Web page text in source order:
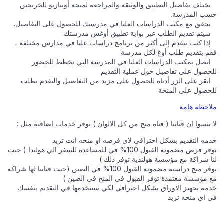
تختلف تفاصيل التطبيق والوثيقة والمراجعة لمنحة أونتاريو للخريجين
حسب المدرسة.
تحقق مع مكتب الدراسات العليا في مدرستك للحصول على التفاصيل.
سيتم تقديم الطلب عبر بوابة تطبيق أوغس مدرستك.
إذا كنت تتقدم إلى أكثر من برنامج دراسات عليا في مدارس مختلفة ،
فقم بتقديم طلب أوغ لكل مدرسة.
اتصل بمكتب الدراسات العليا في المدرسة التي تخطط للحضور
للحصول على تفاصيل حول عملية التقديم.
انقر على الزر أدناه للحصول على مزيد من التفاصيل والتقدم بطلب
للحصول على المنحة
ملاحظة هامة
لا تنسوا ان قناتنا ( قناه منح من كل الالوان ) توفر خدمات اضافية مثل :
خدمه التقديم بشكل احترافي لاي فرصه او منحه انت تريد
نوفر فرص مضمونة القبول 100% في للمساعدة للسفر الي هولندا ( حيث
لنا شراكة مع مؤسسة هولندية توفر ذلك )
نوفر منح دراسية مضمونة القبول 100% في الصين (حيث قناتنا لها شراكة
مع مؤسسة معتمدة توفر القبول في المنح في الصين )
خدمه تجهيز الاوراق بشكل احترافي لكي تستخدمها في التقديم بنفسك
في اي منحه تريد